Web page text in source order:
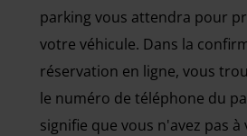
parking vous attendra pour
votre véhicule. Dans la
réservation en ligne, vous
le numéro de téléphone du
signifie que vous n'avez pas